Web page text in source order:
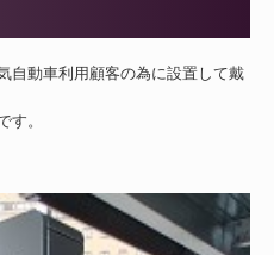
自動車利用顧客の為に設置して戴
す。